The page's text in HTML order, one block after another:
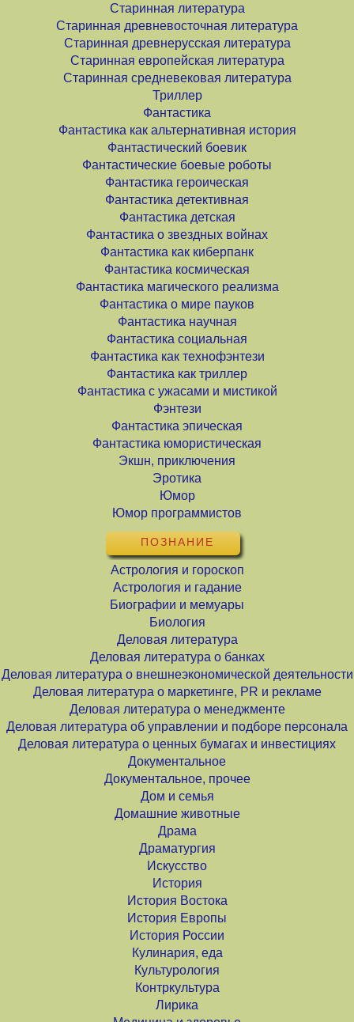
Старинная литература
Старинная древневосточная литература
Старинная древнерусская литература
Старинная европейская литература
Старинная средневековая литература
Триллер
Фантастика
Фантастика как альтернативная история
Фантастический боевик
Фантастические боевые роботы
Фантастика героическая
Фантастика детективная
Фантастика детская
Фантастика о звездных войнах
Фантастика как киберпанк
Фантастика космическая
Фантастика магического реализма
Фантастика о мире пауков
Фантастика научная
Фантастика социальная
Фантастика как технофэнтези
Фантастика как триллер
Фантастика с ужасами и мистикой
Фэнтези
Фантастика эпическая
Фантастика юмористическая
Экшн, приключения
Эротика
Юмор
Юмор программистов
ПОЗНАНИЕ
Астрология и гороскоп
Астрология и гадание
Биографии и мемуары
Биология
Деловая литература
Деловая литература о банках
Деловая литература о внешнеэкономической деятельности
Деловая литература о маркетинге, PR и рекламе
Деловая литература о менеджменте
Деловая литература об управлении и подборе персонала
Деловая литература о ценных бумагах и инвестициях
Документальное
Документальное, прочее
Дом и семья
Домашние животные
Драма
Драматургия
Искусство
История
История Востока
История Европы
История России
Кулинария, еда
Культурология
Контркультура
Лирика